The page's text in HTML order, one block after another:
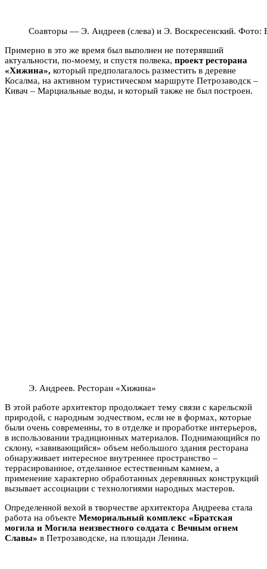
Соавторы — Э. Андреев (слева) и Э. Воскресенский. Фото:
Примерно в это же время был выполнен не потерявший
актуальности, по-моему, и спустя полвека, проект ресторана
«Хижина», который предполагалось разместить в деревне
Косалма, на активном туристическом маршруте Петрозаводск –
Кивач – Марциальные воды, и который также не был построен.
Э. Андреев. Ресторан «Хижина»
В этой работе архитектор продолжает тему связи с карельской
природой, с народным зодчеством, если не в формах, которые
были очень современны, то в отделке и проработке интерьеров,
в использовании традиционных материалов. Поднимающийся по
склону, «завивающийся» объем небольшого здания ресторана
обнаруживает интересное внутреннее пространство –
террасированное, отделанное естественным камнем, а
применение характерно обработанных деревянных конструкций
вызывает ассоциации с технологиями народных мастеров.
Определенной вехой в творчестве архитектора Андреева стала
работа на объекте Мемориальный комплекс «Братская
могила и Могила неизвестного солдата с Вечным огнем
Славы» в Петрозаводске, на площади Ленина.